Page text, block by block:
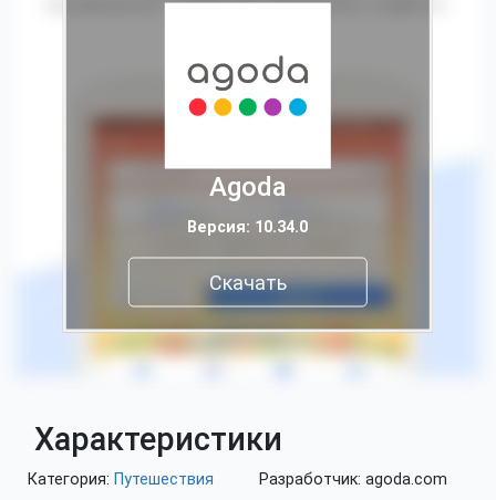
Agoda
Версия: 10.34.0
Скачать
Характеристики
Категория: Путешествия Разработчик: agoda.com